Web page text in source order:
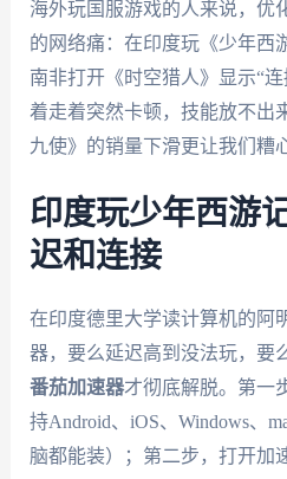
海外玩国服游戏的人来说，优
的网络痛：在印度玩《少年西
南非打开《时空猎人》显示“
着走着突然卡顿，技能放不出
九使》的销量下滑更让我们糟
印度玩少年西游
迟和连接
在印度德里大学读计算机的阿
器，要么延迟高到没法玩，要
番茄加速器才彻底解脱。第一
持Android、iOS、Windows、
脑都能装）；第二步，打开加